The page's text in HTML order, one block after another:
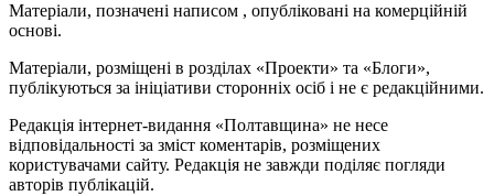
Матеріали, позначені написом , опубліковані на комерційній
основі.
Матеріали, розміщені в розділах «Проекти» та «Блоги»,
публікуються за ініціативи сторонніх осіб і не є редакційними.
Редакція інтернет-видання «Полтавщина» не несе
відповідальності за зміст коментарів, розміщених
користувачами сайту. Редакція не завжди поділяє погляди
авторів публікацій.